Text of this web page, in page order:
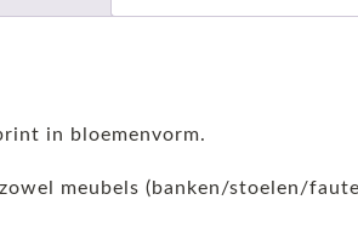
in bloemenvorm.
meubels (banken/stoelen/